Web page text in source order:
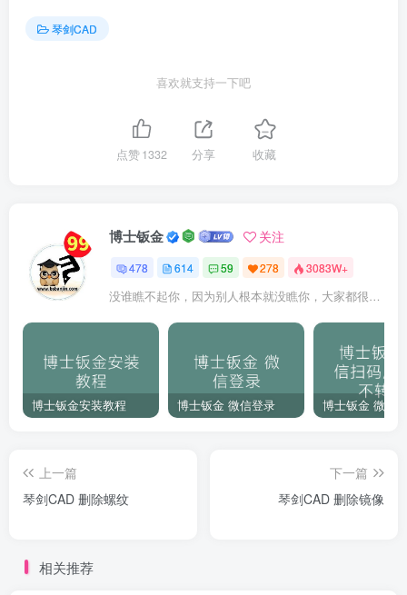
琴剑CAD
喜欢就支持一下吧
点赞1332 分享 收藏
博士钣金 关注
478 614 59 278 3083W+
没谁瞧不起你，因为别人根本就没瞧你，大家都很忙的
博士钣金安装教程 博士钣金 微信登录
上一篇
琴剑CAD 删除螺纹
下一篇
琴剑CAD 删除镜像
相关推荐